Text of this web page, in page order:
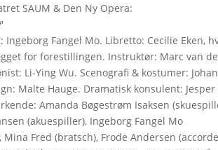
SAUM & Den Ny Opera:
Ingeborg Fangel Mo. Libretto: Cecilie Eken,
for forestillingen. Instruktør: Marc van
Li-Ying Wu. Scenografi & kostumer:
Malte Hauge. Dramatisk konsulent: Jesper
Amanda Bøgestrøm Isaksen
(akuespiller), Ingeborg Fangel Mo
Mina Fred (bratsch), Frode Andersen